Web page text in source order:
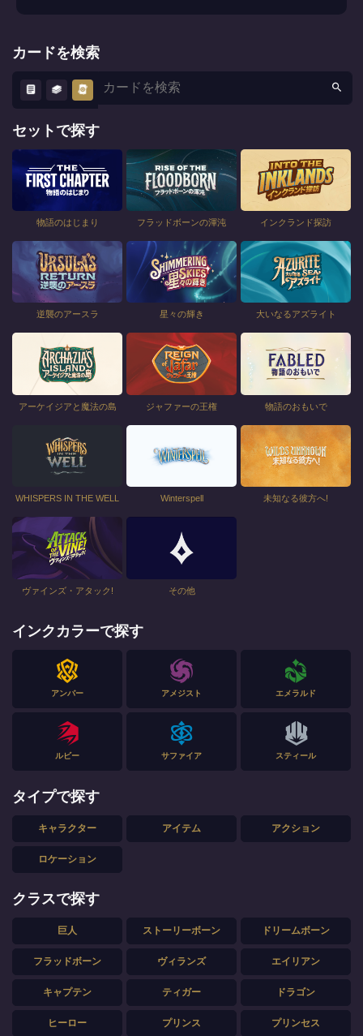
カードを検索
セットで探す
物語のはじまり フラッドボーンの渾沌 インクランド探訪
逆襲のアースラ 星々の輝き 大いなるアズライト
アーケイジアと魔法の島 ジャファーの王権 物語のおもいで
WHISPERS IN THE WELL Winterspell 未知なる彼方へ!
ヴァインズ・アタック! その他
インクカラーで探す
アンバー アメジスト エメラルド
ルビー サファイア スティール
タイプで探す
キャラクター アイテム アクション
ロケーション
クラスで探す
巨人 ストーリーボーン ドリームボーン
フラッドボーン ヴィランズ エイリアン
キャプテン ティガー ドラゴン
ヒーロー プリンス プリンセス